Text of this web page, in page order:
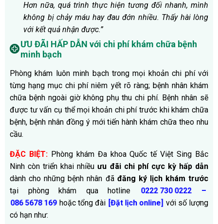
Hơn nữa, quá trình thực hiện tương đối nhanh, mình
không bị chảy máu hay đau đớn nhiều. Thấy hài lòng
với kết quả nhận được.”
ƯU ĐÃI HẤP DẪN với chi phí khám chữa bệnh
minh bạch
Phòng khám luôn minh bạch trong mọi khoản chi phí với
từng hạng mục chi phí niêm yết rõ ràng; bệnh nhân khám
chữa bệnh ngoài giờ không phụ thu chi phí. Bệnh nhân sẽ
được tư vấn cụ thể mọi khoản chi phí trước khi khám chữa
bệnh, bệnh nhân đồng ý mới tiến hành khám chữa theo nhu
cầu.
ĐẶC BIỆT:Phòng khám Đa khoa Quốc tế Việt Sing Bắc
Ninh còn triển khai nhiềuưu đãi chi phí cực kỳ hấp dẫn
dành cho những bệnh nhân đã đăng ký lịch khám trước
tại phòng khám qua hotline
0222 730 0222 –
086 5678 169 hoặc tổng đài [Đặt lịch online] với số lượng
có hạn như: